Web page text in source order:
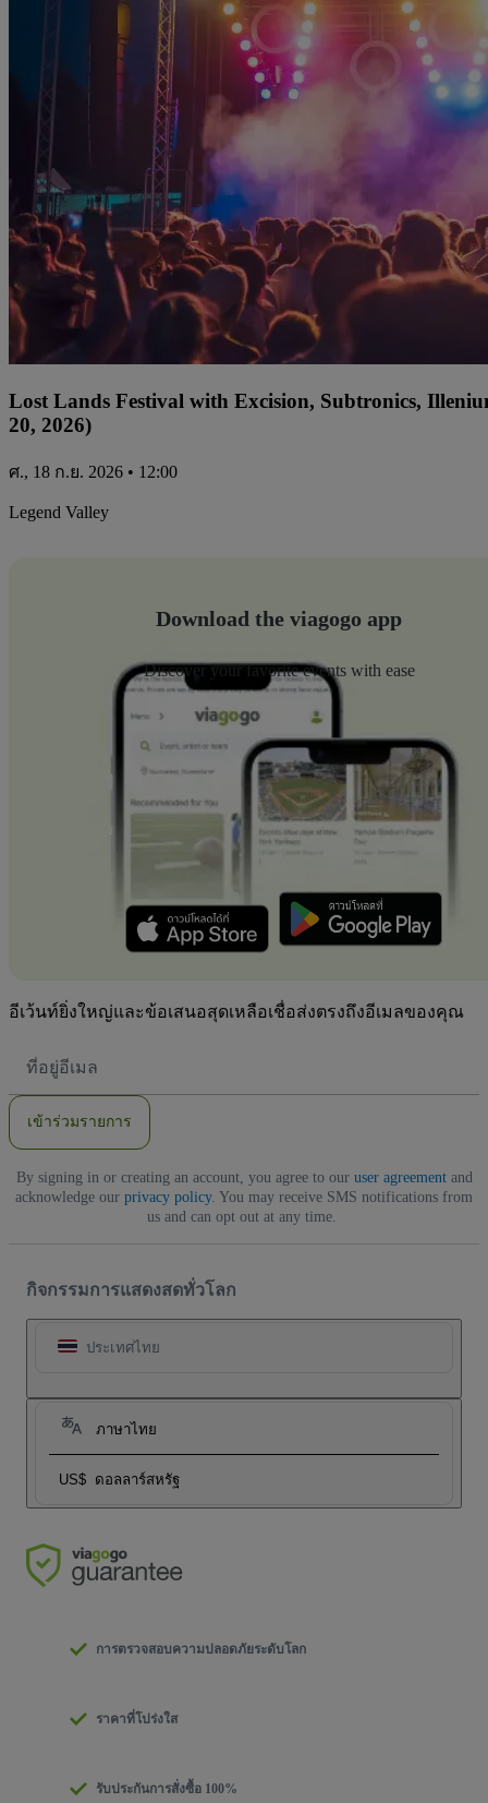
Lost Lands Festival with Excision, Subtronics,
20, 2026)
ศ., 18 ก.ย. 2026 • 12:00
Legend Valley
Download the viagogo app
Discover your favorite events with ease
อีเว้นท์ยิ่งใหญ่และข้อเสนอสุดเหลือเชื่อส่งตรงถึงอีเมลของคุณ
อยู่
เข้าร่วมรายการ
By signing in or creating an account, you agree to our user agreementand
acknowledge our privacy policy. You may receive SMS notifications from
us and can opt out at any time.
กิจกรรมการแสดงสดทั่วโลก
ประเทศไทย
ภาษาไทย
US$ ดอลลาร์สหรัฐ
การตรวจสอบความปลอดภัยระดับโลก
ราคาที่โปร่งใส
รับประกันการสั่งซื้อ 100%